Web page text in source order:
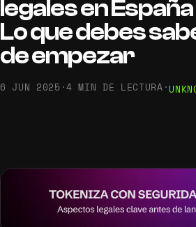
legales en
Lo que debes
de empezar
6 JUN 2025 ·4 MIN DE LECTURA ·